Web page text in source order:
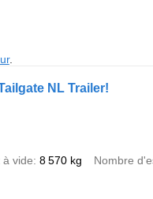
.
NL Trailer!
à vide 8 570 kg Nombre